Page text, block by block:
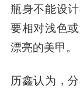
瓶身不能设
要相对浅色
漂亮的美甲。
历鑫认为，